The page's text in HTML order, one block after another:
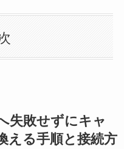
失敗せずにキャ
える手順と接続方